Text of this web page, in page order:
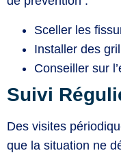
Sceller les
Installer des
Conseiller sur
Suivi
Des visites
que la situation ne